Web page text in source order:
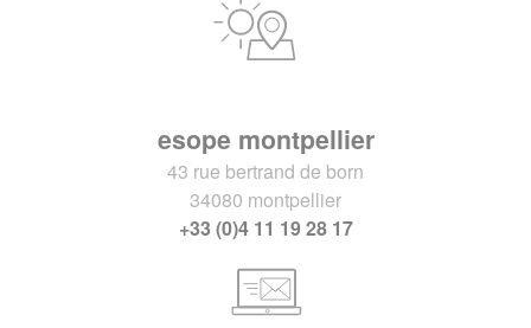
esope montpellier
43 rue bertrand de born
34080 montpellier
+33 (0)4 11 19 28 17